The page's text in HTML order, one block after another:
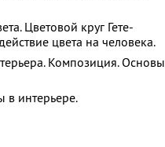
Цветовой круг Гете-
цвета на человека.
Композиция. Основы
в интерьере.